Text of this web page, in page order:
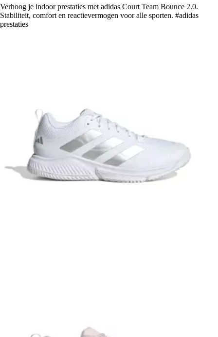
Verhoog je indoor prestaties met adidas Court Team Bounce 2.0.
Stabiliteit, comfort en reactievermogen voor alle sporten. #adidas
prestaties